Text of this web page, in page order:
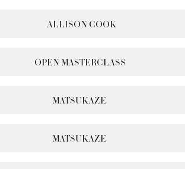
ALLISON COOK
OPEN MASTERCLASS
MATSUKAZE
MATSUKAZE